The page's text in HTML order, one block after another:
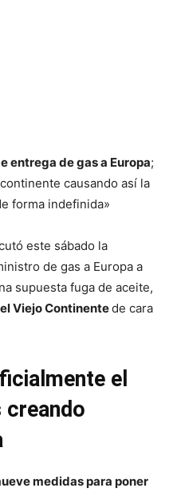
entrega de gas a Europa;
causando así la
forma indefinida»
este sábado la
de gas a Europa a
supuesta fuga de aceite,
Viejo Continentede cara
el
creando
medidas para poner